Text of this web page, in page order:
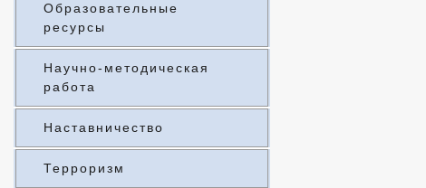
Образовательные
ресурсы
Научно-методическая
работа
Наставничество
Терроризм